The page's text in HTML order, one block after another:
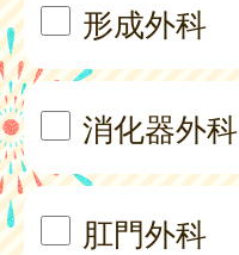
形成外科
消化器外科
肛門外科